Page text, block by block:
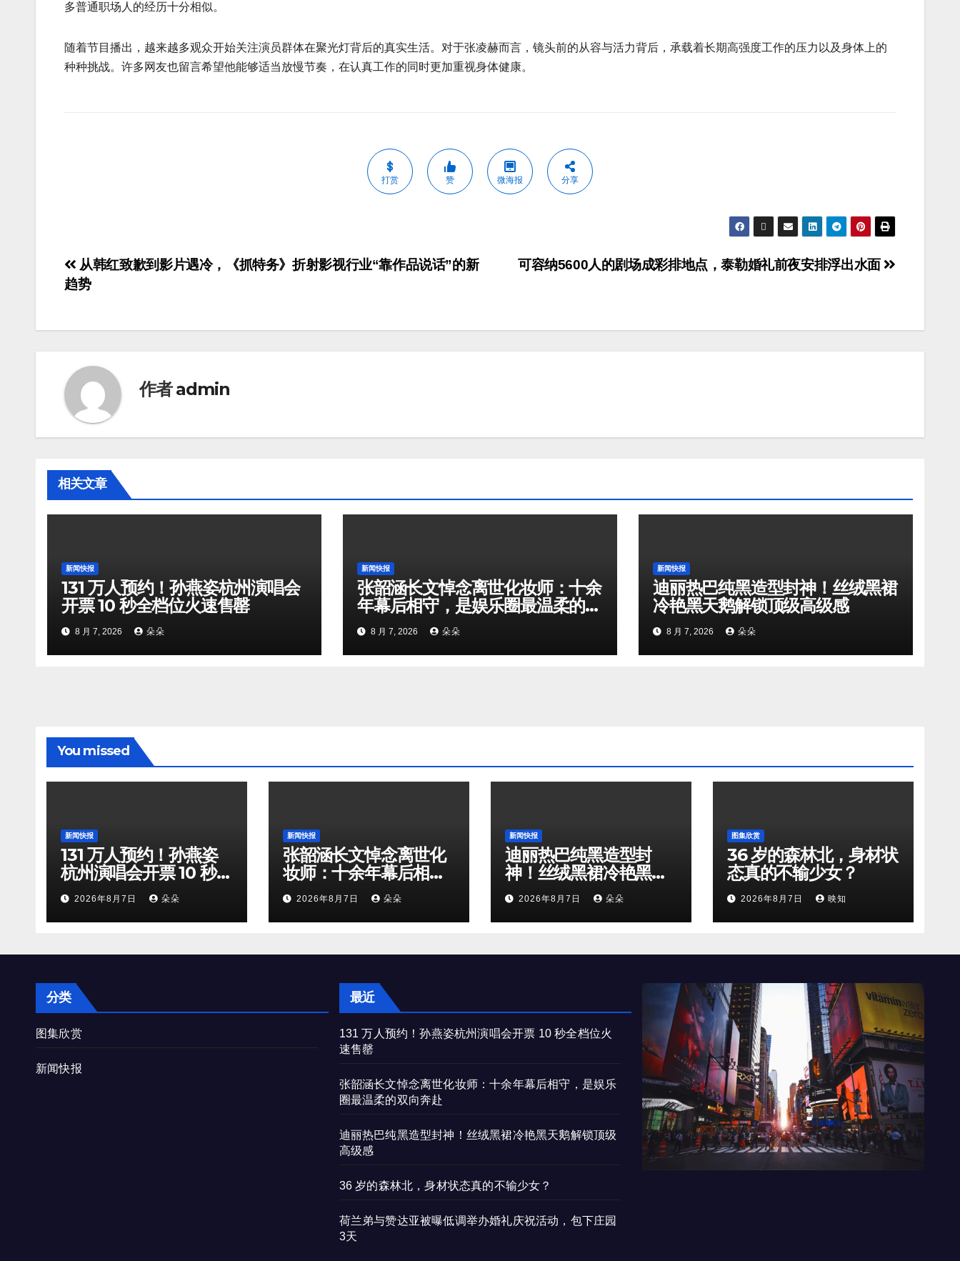
多普通职场人的经历十分相似。
随着节目播出，越来越多观众开始关注演员群体在聚光灯背后的真实生活。对于张凌赫而言，镜头前的从容与活力背后，承载着长期高强度工作的压力以及身体上的
种种挑战。许多网友也留言希望他能够适当放慢节奏，在认真工作的同时更加重视身体健康。
打赏 赞 微海报 分享
可容纳5600人的剧场成彩排地点，泰勒婚礼前夜安排浮出水面
从韩红致歉到影片遇冷，《抓特务》折射影视行业“靠作品说话”的新
趋势
作者admin
相关文章
新闻快报
131 万人预约！孙燕姿杭州演唱会
开票 10 秒全档位火速售罄
8 月 7, 2026 朵朵
新闻快报
张韶涵长文悼念离世化妆师：十余
年幕后相守，是娱乐圈最温柔的双
向奔赴
8 月 7, 2026 朵朵
新闻快报
迪丽热巴纯黑造型封神！丝绒黑裙
冷艳黑天鹅解锁顶级高级感
8 月 7, 2026 朵朵
You missed
新闻快报
131 万人预约！孙燕姿
杭州演唱会开票 10 秒全
档位火速售罄
2026年8月7日 朵朵
新闻快报
张韶涵长文悼念离世化
妆师：十余年幕后相
守，是娱乐圈最温柔的
双向奔赴
2026年8月7日 朵朵
新闻快报
迪丽热巴纯黑造型封
神！丝绒黑裙冷艳黑天
鹅解锁顶级高级感
2026年8月7日 朵朵
图集欣赏
36 岁的森林北，身材状
态真的不输少女？
2026年8月7日 映知
分类
图集欣赏
新闻快报
最近
131 万人预约！孙燕姿杭州演唱会开票 10 秒全档位火
速售罄
张韶涵长文悼念离世化妆师：十余年幕后相守，是娱乐
圈最温柔的双向奔赴
迪丽热巴纯黑造型封神！丝绒黑裙冷艳黑天鹅解锁顶级
高级感
36 岁的森林北，身材状态真的不输少女？
荷兰弟与赞达亚被曝低调举办婚礼庆祝活动，包下庄园
3天